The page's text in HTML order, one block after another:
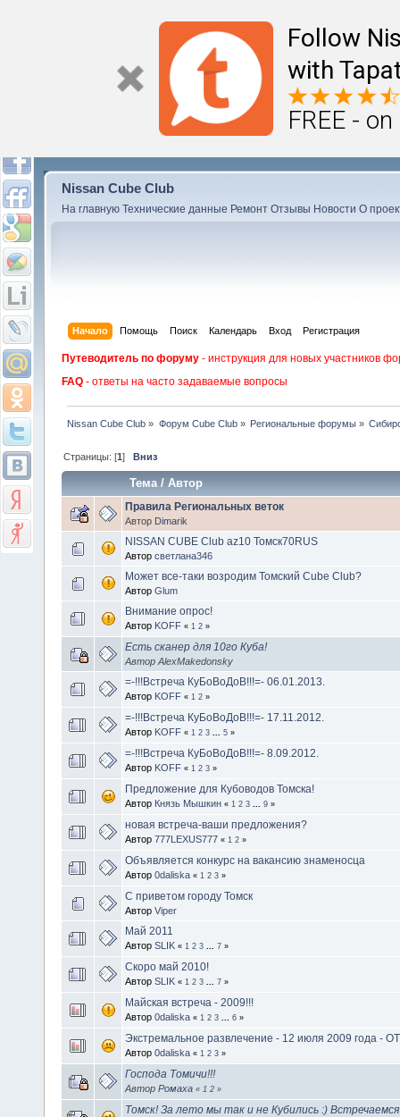
Follow
with
FREE -
Nissan Cube Club
На главную Технические данные Ремонт Отзывы Новости О
Начало Помощь Поиск Календарь Вход Регистрация
Путеводитель по форуму - инструкция для новых участников
FAQ - ответы на часто задаваемые вопросы
Nissan Cube Club » Форум Cube Club» Региональные форумы»
Страницы: [1]Вниз
Тема/Автор
Правила Региональных веток
Автор Dimarik
NISSAN CUBE Club az10 Томск70RUS
Автор светлана346
Может все-таки возродим Томский Cube Club?
Автор Glum
Внимание опрос!
Автор KOFF « 1 2 »
Есть сканер для 10го Куба!
Автор AlexMakedonsky
=-!!!Встреча КуБоВоДоВ!!!=- 06.01.2013.
Автор KOFF « 1 2 »
=-!!!Встреча КуБоВоДоВ!!!=- 17.11.2012.
Автор KOFF « 1 2 3 5 »
=-!!!Встреча КуБоВоДоВ!!!=- 8.09.2012.
Автор KOFF « 1 2 3 »
Предложение для Кубоводов Томска!
Автор Князь Мышкин « 1 2 3 9 »
новая встреча-ваши предложения?
Автор 777LEXUS777 « 1 2 »
Объявляется конкурс на вакансию знаменосца
Автор 0daliska « 1 2 3 »
С приветом городу Томск
Автор Viper
Май 2011
Автор SLIK « 1 2 3 7 »
Скоро май 2010!
Автор SLIK « 1 2 3 7 »
Майская встреча - 2009!!!
Автор 0daliska « 1 2 3 6 »
Экстремальное развлечение - 12 июля 2009 года -
Автор 0daliska « 1 2 3 »
Господа Томичи!!!
Автор Ромаха « 1 2 »
Томск! За лето мы так и не Кубились :)